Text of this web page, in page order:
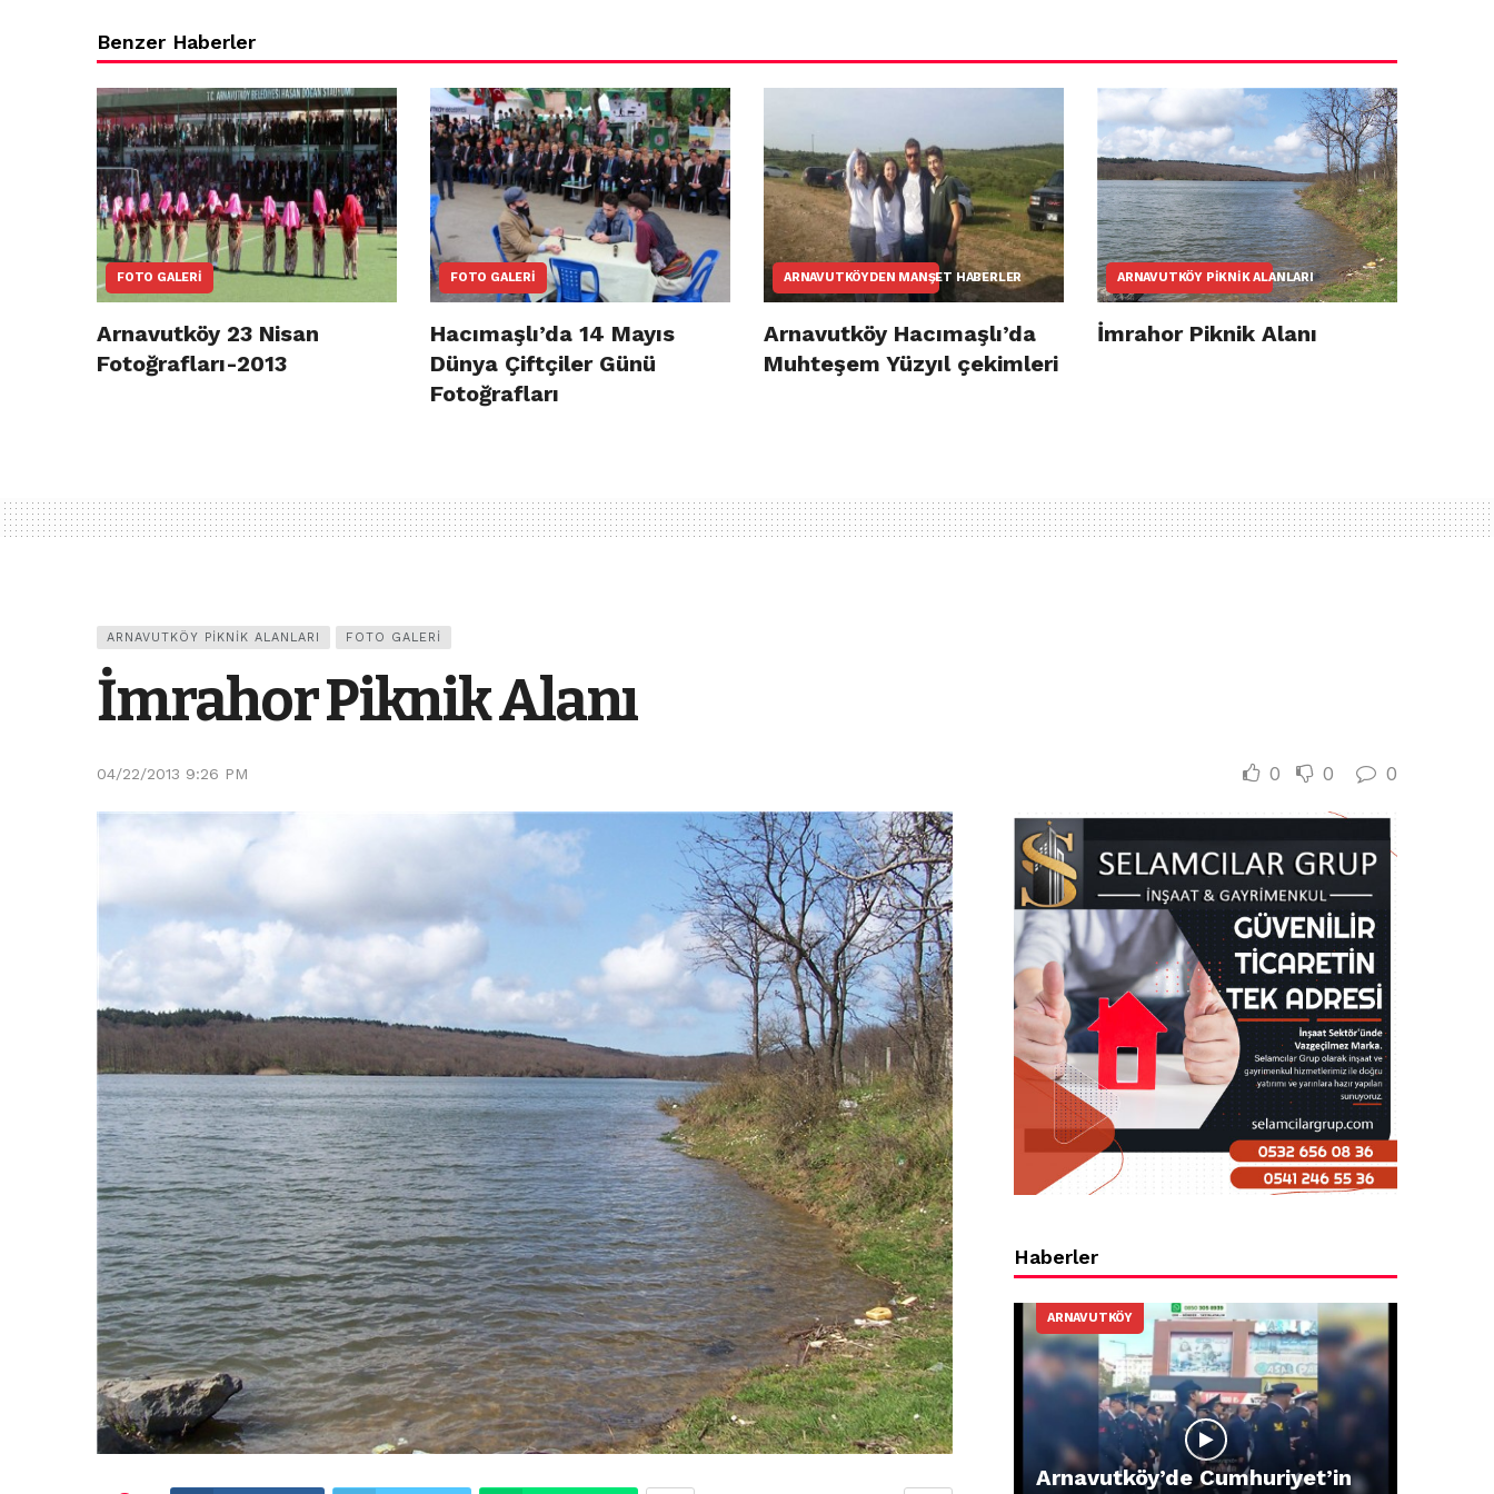
Benzer Haberler
FOTO GALERI
Arnavutköy 23 Nisan
Fotoğrafları-2013
FOTO GALERI
Hacımaşlı’da 14 Mayıs
Dünya Çiftçiler Günü
Fotoğrafları
ARNAVUTKÖYDEN MANŞET HABERLER
Arnavutköy Hacımaşlı’da
Muhteşem Yüzyıl çekimleri
ARNAVUTKÖY PIKNIK ALANLARI
İmrahor Piknik Alanı
ARNAVUTKÖY PIKNIK ALANLARI FOTO GALERI
İmrahor Piknik Alanı
04/22/2013 9:26 PM 0 0 0
Haberler
ARNAVUTKÖY
Arnavutköy’de Cumhuriyet’in